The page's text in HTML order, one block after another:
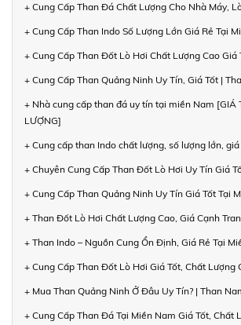
+ Cung Cấp Than Đá Chất Lượng Cho Nhà Máy,
+ Cung Cấp Than Indo Số Lượng Lớn Giá Rẻ Tại
+ Cung Cấp Than Đốt Lò Hơi Chất Lượng Cao Giá
+ Cung Cấp Than Quảng Ninh Uy Tín, Giá Tốt |
+ Nhà cung cấp than đá uy tín tại miền Nam [GIÁ
LƯỢNG]
+ Cung cấp than Indo chất lượng, số lượng lớn,
+ Chuyên Cung Cấp Than Đốt Lò Hơi Uy Tín Giá
+ Cung Cấp Than Quảng Ninh Uy Tín Giá Tốt Tại
+ Than Đốt Lò Hơi Chất Lượng Cao, Giá Cạnh
+ Than Indo – Nguồn Cung Ổn Định, Giá Rẻ Tại
+ Cung Cấp Than Đốt Lò Hơi Giá Tốt, Chất Lượng
+ Mua Than Quảng Ninh Ở Đâu Uy Tín? | Than
+ Cung Cấp Than Đá Tại Miền Nam Giá Tốt, Chất